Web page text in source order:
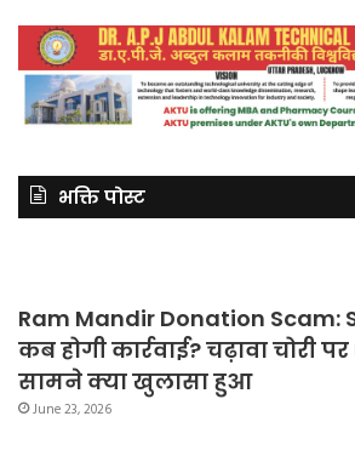
भक्ति पोस्ट
Ram Mandir Donation Scam:
कब होगी कार्रवाई? चढ़ावा चोरी
सामने क्या खुलासा हुआ
June 23, 2026